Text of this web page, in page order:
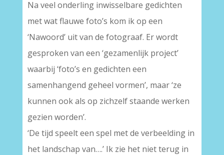
Na veel onderling inwisselbare gedichten
met wat flauwe foto’s kom ik op een
‘Nawoord’ uit van de fotograaf. Er wordt
gesproken van een ‘gezamenlijk project’
waarbij ‘foto’s en gedichten een
samenhangend geheel vormen’, maar ‘ze
kunnen ook als op zichzelf staande werken
gezien worden’.
‘De tijd speelt een spel met de verbeelding in
het landschap van….’ Ik zie het niet terug in